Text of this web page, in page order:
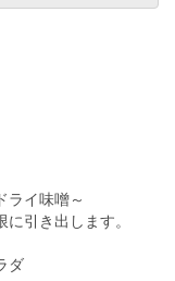
イ味噌～
引き出します。
ダ